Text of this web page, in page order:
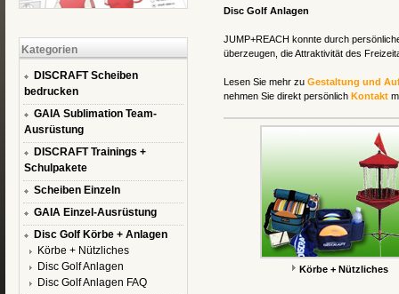
Kategorien
DISCRAFT Scheiben
bedrucken
GAIA Sublimation Team-
Ausrüstung
DISCRAFT Trainings +
Schulpakete
Scheiben Einzeln
GAIA Einzel-Ausrüstung
Disc Golf Körbe + Anlagen
Körbe + Nützliches
Disc Golf Anlagen
Disc Golf Anlagen FAQ
Disc Golf Anlagen
JUMP+REACH konnte durch
überzeugen, die Attraktivität des
Lesen Sie mehr zu Gestaltung und
nehmen Sie direkt persönlich Kontakt
Körbe + Nützliches